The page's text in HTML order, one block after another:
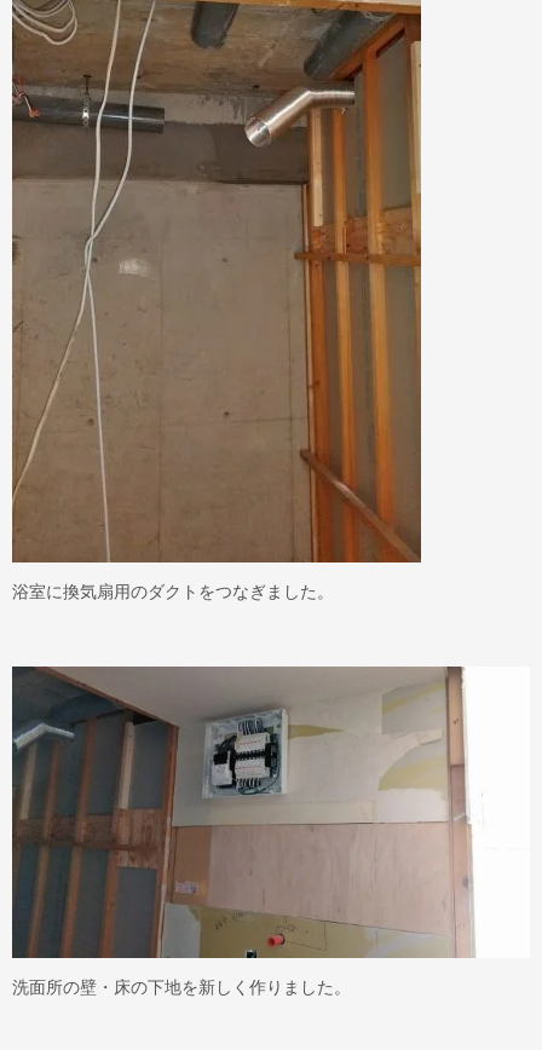
浴室に換気扇用のダクトをつなぎました。
洗面所の壁・床の下地を新しく作りました。